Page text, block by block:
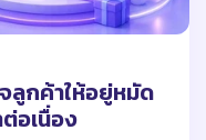
ลูกค้าให้อยู่หมัด
อเนื่อง